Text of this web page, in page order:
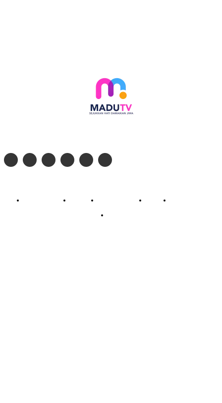
Profil Madu TV Redaksi Pedoman Siber Kontak